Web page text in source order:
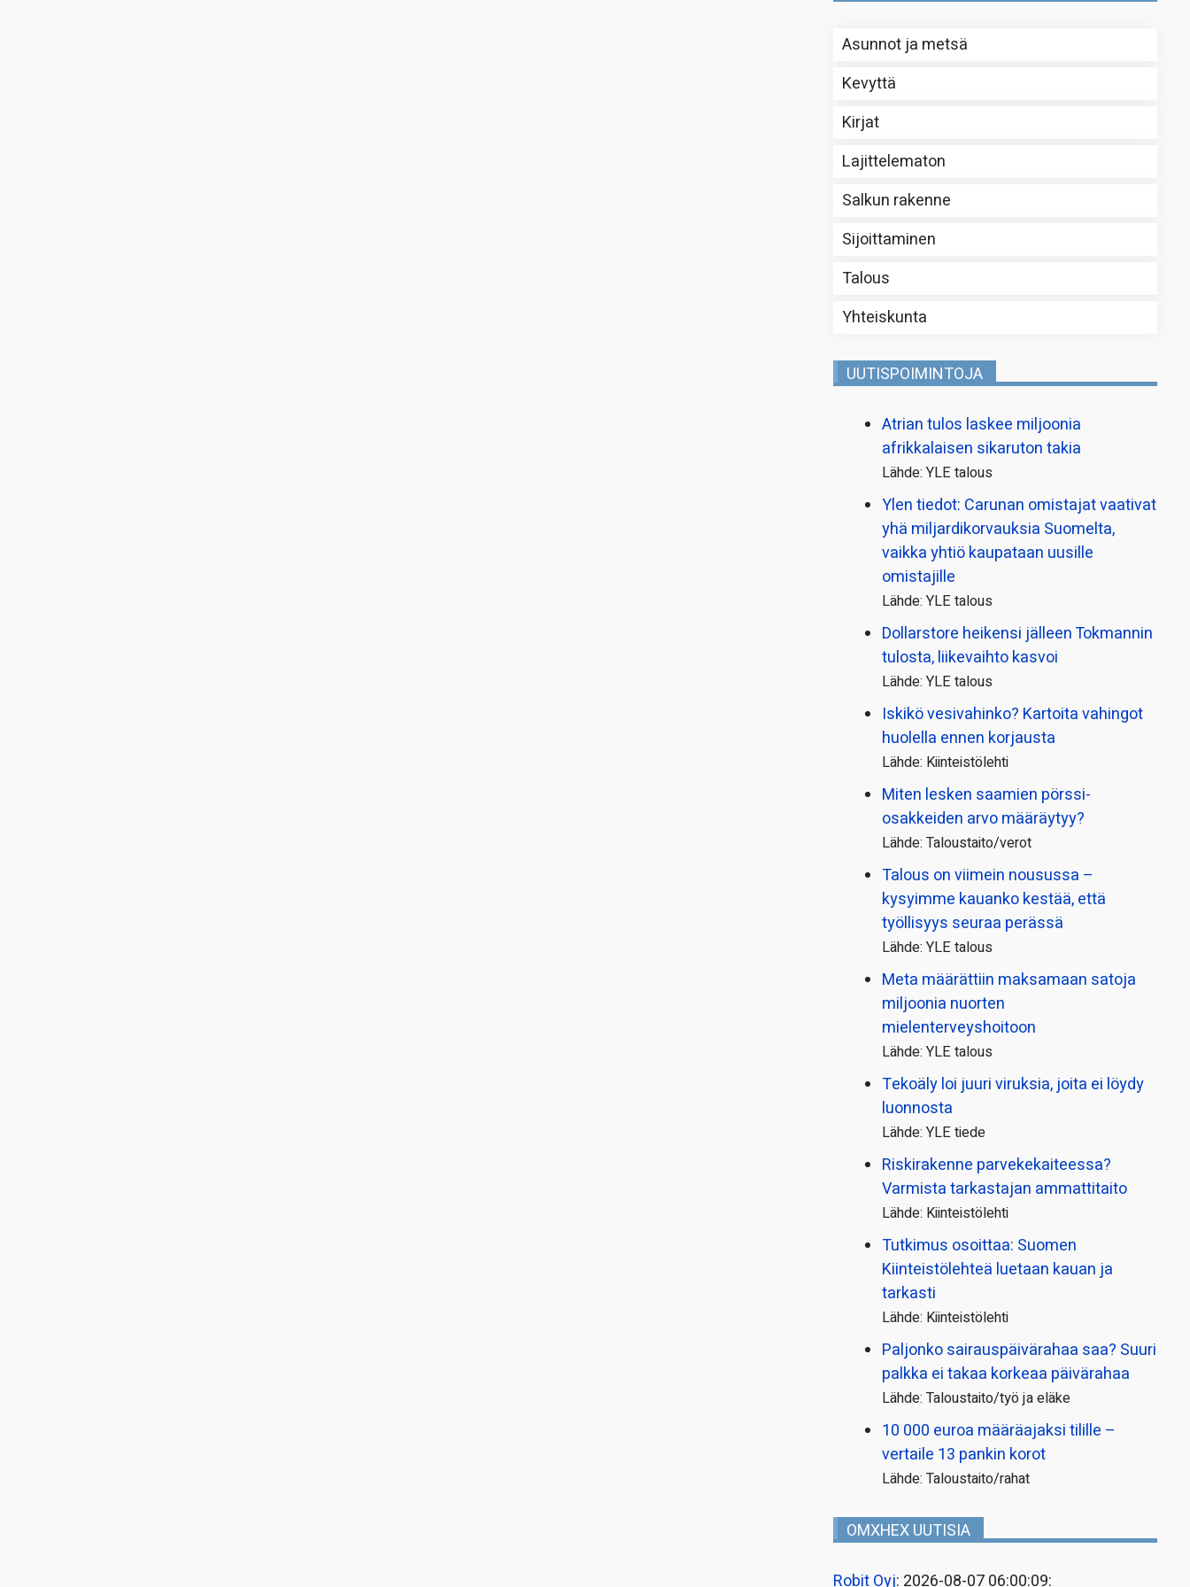
Asunnot ja metsä
Kevyttä
Kirjat
Lajittelematon
Salkun rakenne
Sijoittaminen
Talous
Yhteiskunta
UUTISPOIMINTOJA
Atrian tulos laskee miljoonia
afrikkalaisen sikaruton takia
Lähde: YLE talous
Ylen tiedot: Carunan omistajat vaativat
yhä miljardi­korvauksia Suomelta,
vaikka yhtiö kaupataan uusille
omistajille
Lähde: YLE talous
Dollarstore heikensi jälleen Tokmannin
tulosta, liikevaihto kasvoi
Lähde: YLE talous
Iskikö vesivahinko? Kartoita vahingot
huolella ennen korjausta
Lähde: Kiinteistölehti
Miten lesken saamien pörssi­
osakkeiden arvo määräytyy?
Lähde: Taloustaito/verot
Talous on viimein nousussa –
kysyimme kauanko kestää, että
työllisyys seuraa perässä
Lähde: YLE talous
Meta määrättiin maksamaan satoja
miljoonia nuorten
mielenterveyshoitoon
Lähde: YLE talous
Tekoäly loi juuri viruksia, joita ei löydy
luonnosta
Lähde: YLE tiede
Riskirakenne parvekekaiteessa?
Varmista tarkastajan ammattitaito
Lähde: Kiinteistölehti
Tutkimus osoittaa: Suomen
Kiinteistölehteä luetaan kauan ja
tarkasti
Lähde: Kiinteistölehti
Paljonko sairauspäivä­rahaa saa? Suuri
palkka ei takaa korkeaa päivärahaa
Lähde: Taloustaito/työ ja eläke
10 000 euroa määräajaksi tilille –
vertaile 13 pankin korot
Lähde: Taloustaito/rahat
OMXHEX UUTISIA
Robit Oyj: 2026-08-07 06:00:09: